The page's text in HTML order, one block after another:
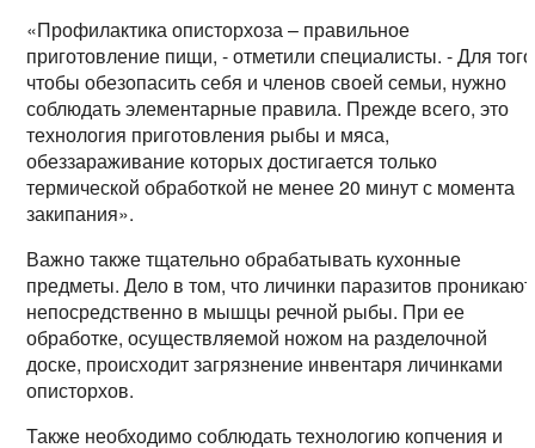
«Профилактика описторхоза – правильное
приготовление пищи, - отметили специалисты. - Для того
чтобы обезопасить себя и членов своей семьи, нужно
соблюдать элементарные правила. Прежде всего, это
технология приготовления рыбы и мяса,
обеззараживание которых достигается только
термической обработкой не менее 20 минут с момента
закипания».
Важно также тщательно обрабатывать кухонные
предметы. Дело в том, что личинки паразитов проникают
непосредственно в мышцы речной рыбы. При ее
обработке, осуществляемой ножом на разделочной
доске, происходит загрязнение инвентаря личинками
описторхов.
Также необходимо соблюдать технологию копчения и